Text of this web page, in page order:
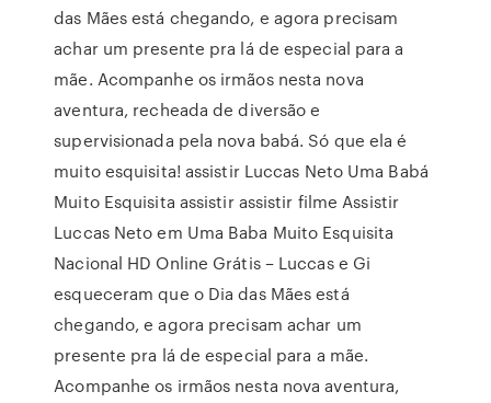
das Mães está chegando, e agora precisam
achar um presente pra lá de especial para a
mãe. Acompanhe os irmãos nesta nova
aventura, recheada de diversão e
supervisionada pela nova babá. Só que ela é
muito esquisita! assistir Luccas Neto Uma Babá
Muito Esquisita assistir assistir filme Assistir
Luccas Neto em Uma Baba Muito Esquisita
Nacional HD Online Grátis – Luccas e Gi
esqueceram que o Dia das Mães está
chegando, e agora precisam achar um
presente pra lá de especial para a mãe.
Acompanhe os irmãos nesta nova aventura,